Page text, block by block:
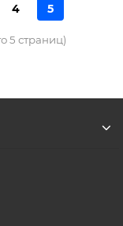
4 5
5 страниц)